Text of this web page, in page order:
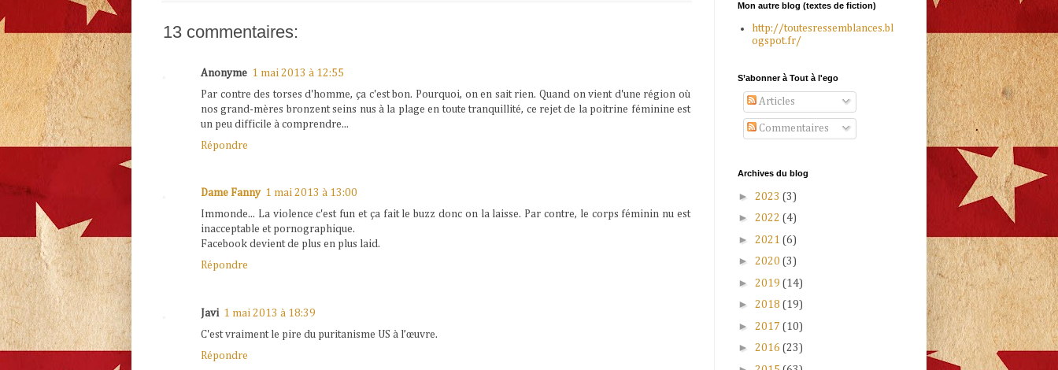
13 commentaires:
Anonyme 1 mai 2013 à 12:55
Par contre des torses d'homme, ça c'est bon. Pourquoi, on en sait rien. Quand on vient d'une région où
nos grand-mères bronzent seins nus à la plage en toute tranquillité, ce rejet de la poitrine féminine est
un peu difficile à comprendre...
Répondre
Dame Fanny 1 mai 2013 à 13:00
Immonde... La violence c'est fun et ça fait le buzz donc on la laisse. Par contre, le corps féminin nu est
inacceptable et pornographique.
Facebook devient de plus en plus laid.
Répondre
Javi 1 mai 2013 à 18:39
C'est vraiment le pire du puritanisme US à l’œuvre.
Répondre
Mon autre blog (textes de fiction)
http://toutesressemblances.bl
ogspot.fr/
S’abonner à Tout à l'ego
Articles
Commentaires
Archives du blog
► 2023 (3)
► 2022 (4)
► 2021 (6)
► 2020 (3)
► 2019 (14)
► 2018 (19)
► 2017 (10)
► 2016 (23)